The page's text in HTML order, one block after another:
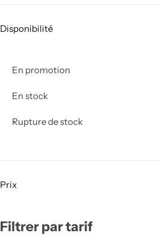
Disponibilité
En promotion
En stock
Rupture de stock
Prix
Filtrer par tarif